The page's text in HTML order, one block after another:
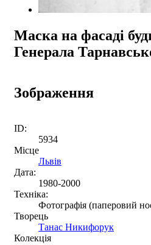
Маска на фасаді
Генерала
Зображення
ID:
5934
Місце
Львів
Дата:
1980-2000
Техніка:
Фотографія (паперовий
Творець
Танас Никифорук
Колекція